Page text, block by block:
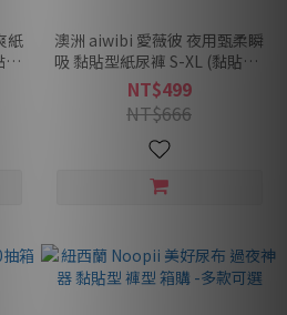
貼
澳洲 aiwibi 愛薇彼 夜用甄柔瞬
吸 黏貼型紙尿褲 S-XL (黏貼型/
紙尿褲/尿布) -多款可選
NT$499
NT$666